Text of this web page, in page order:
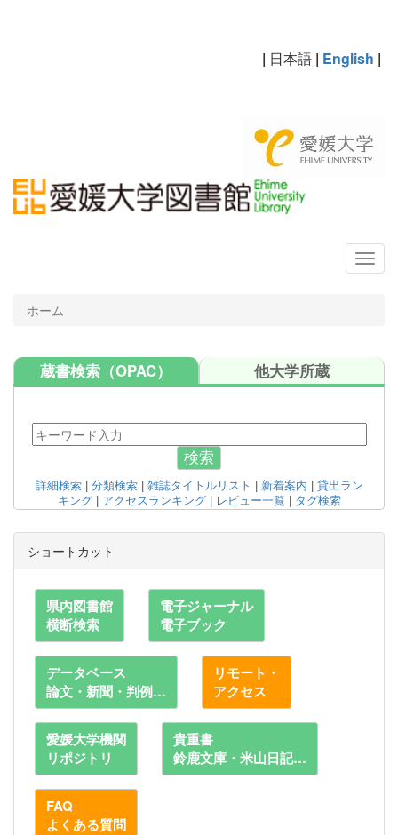
| 日本語 | English |
ホーム
蔵書検索（OPAC） 他大学所蔵
検索
詳細検索| 分類検索| 雑誌タイトルリスト 新着案内
貸出ラン
キング| アクセスランキング| レビュー一覧 タグ検索
ショートカット
県内図書館
横断検索
電子ジャーナル
電子ブック
データベース
論文・新聞・判例…
リモート・
アクセス
愛媛大学機関
リポジトリ
貴重書
鈴鹿文庫・米山日記…
FAQ
よくある質問